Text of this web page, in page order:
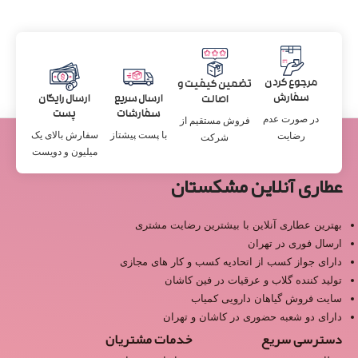
مرجوع کردن
سفارش
در صورت عدم
رضایت
تضمین کیفیت و
اصالت
فروش مستقیم از
شرکت
ارسال سریع
سفارشات
با پست پیشتاز
ارسال رایگان
پست
سفارش بالای یک
میلیون و دویست
عطاری آنلاین مشکستان
بهترین عطاری آنلاین با بیشترین رضایت مشتری
ارسال فوری در تهران
دارای جواز کسب از اتحادیه کسب و کار های مجازی
تولید کننده گلاب و عرقیات در فین کاشان
سایت فروش گیاهان دارویی کمیاب
دارای دو شعبه حضوری در کاشان و تهران
دسترسی سریع خدمات مشتریان